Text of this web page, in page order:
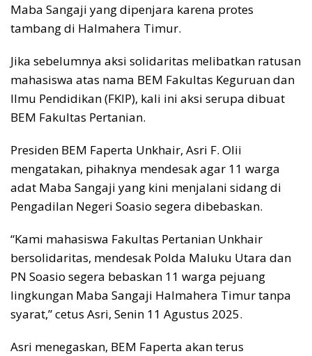
Maba Sangaji yang dipenjara karena protes
tambang di Halmahera Timur.
Jika sebelumnya aksi solidaritas melibatkan ratusan
mahasiswa atas nama BEM Fakultas Keguruan dan
Ilmu Pendidikan (FKIP), kali ini aksi serupa dibuat
BEM Fakultas Pertanian.
Presiden BEM Faperta Unkhair, Asri F. Olii
mengatakan, pihaknya mendesak agar 11 warga
adat Maba Sangaji yang kini menjalani sidang di
Pengadilan Negeri Soasio segera dibebaskan.
“Kami mahasiswa Fakultas Pertanian Unkhair
bersolidaritas, mendesak Polda Maluku Utara dan
PN Soasio segera bebaskan 11 warga pejuang
lingkungan Maba Sangaji Halmahera Timur tanpa
syarat,” cetus Asri, Senin 11 Agustus 2025.
Asri menegaskan, BEM Faperta akan terus